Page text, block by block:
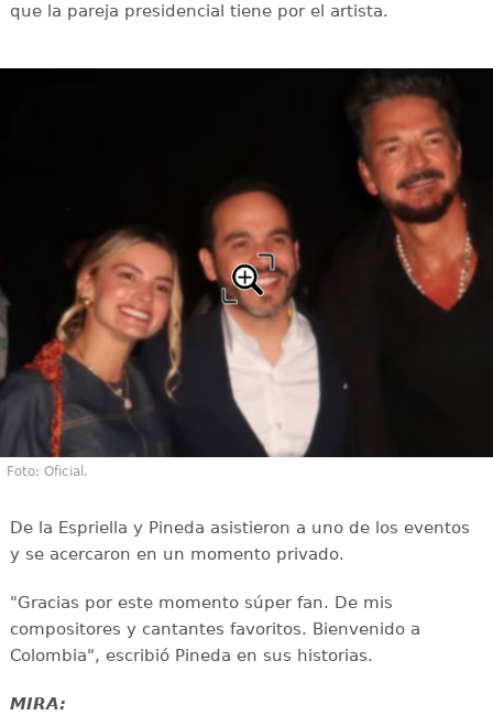
que la pareja presidencial tiene por el artista.
Foto: Oficial.
De la Espriella y Pineda asistieron a uno de los eventos
y se acercaron en un momento privado.
"Gracias por este momento súper fan. De mis
compositores y cantantes favoritos. Bienvenido a
Colombia", escribió Pineda en sus historias.
MIRA: